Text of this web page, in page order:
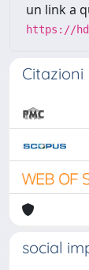
un link a
https://
Citazioni
social